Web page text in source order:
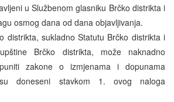
u Službenom glasniku Brčko distrikta i
osmog dana od dana objavljivanja.
distrikta, sukladno Statutu Brčko distrikta i
Brčko distrikta, može naknadno
zakone o izmjenama i dopunama
doneseni stavkom 1. ovog naloga